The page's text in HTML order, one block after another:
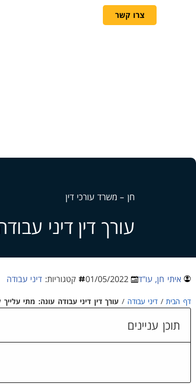
צרו קשר
עורך דין דיני
חן – משרד עורכי דין
איתי חן, עו"ד 01/05/2022 קטגוריות: דיני עבודה
דף הבית/ דיני עבודה / עורך דין דיני עבודה עונה: מתי
תוכן עניינים